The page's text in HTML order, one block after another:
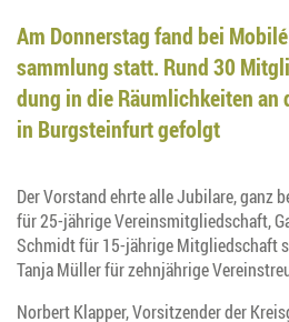
Am Don­ners­tag fand bei
samm­lung statt. Rund 30
dung in die Räum­lich­kei­ten
in Burg­stein­furt gefolgt
Der Vor­stand ehr­te alle Jubi­la­re, ganz
für 25-jäh­ri­ge Ver­eins­mit­glied­schaft,
Schmidt für 15-jäh­ri­ge Mit­glied­schaft
Tan­ja Mül­ler für zehn­jäh­ri­ge
Nor­bert Klap­per, Vor­sit­zen­der der